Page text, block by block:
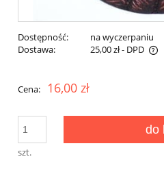
Dostępność:
na wyczerpaniu
Dostawa:
25,00 zł- DPD
Cena nie zawiera ewentualnych
Cena: 16,00 zł
szt.
do